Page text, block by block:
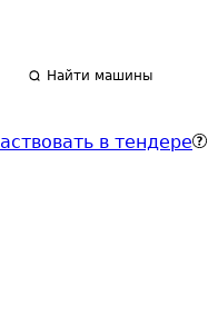
Найти машины
в тендере